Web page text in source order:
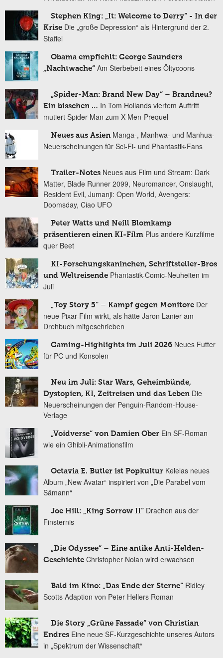
Stephen King: „It: Welcome to Derry“ - In der
Krise Die „große Depression“ als Hintergrund der 2.
Staffel
Obama empfiehlt: George Saunders
„Nachtwache“ Am Sterbebett eines Öltycoons
„Spider-Man: Brand New Day“ – Brandneu?
Ein bisschen … In Tom Hollands viertem Auftritt
mutiert Spider-Man zum X-Men-Prequel
Neues aus Asien Manga-, Manhwa- und Manhua-
Neuerscheinungen für Sci-Fi- und Phantastik-Fans
Trailer-Notes Neues aus Film und Stream: Dark
Matter, Blade Runner 2099, Neuromancer, Onslaught,
Resident Evil, Jumanji: Open World, Avengers:
Doomsday, Ciao UFO
Peter Watts und Neill Blomkamp
präsentieren einen KI-Film Plus andere Kurzfilme
quer Beet
KI-Forschungskaninchen, Schriftsteller-Bros
und Weltreisende Phantastik-Comic-Neuheiten im
Juli
„Toy Story 5“ – Kampf gegen Monitore Der
neue Pixar-Film wirkt, als hätte Jaron Lanier am
Drehbuch mitgeschrieben
Gaming-Highlights im Juli 2026 Neues Futter
für PC und Konsolen
Neu im Juli: Star Wars, Geheimbünde,
Dystopien, KI, Zeitreisen und das Leben Die
Neuerscheinungen der Penguin-Random-House-
Verlage
„Voidverse“ von Damien Ober Ein SF-Roman
wie ein Ghibli-Animationsfilm
Octavia E. Butler ist Popkultur Kelelas neues
Album „New Avatar“ inspiriert von „Die Parabel vom
Sämann“
Joe Hill: „King Sorrow II“ Drachen aus der
Finsternis
„Die Odyssee“ – Eine antike Anti-Helden-
Geschichte Christopher Nolan wird erwachsen
Bald im Kino: „Das Ende der Sterne“ Ridley
Scotts Adaption von Peter Hellers Roman
Die Story „Grüne Fassade“ von Christian
Endres Eine neue SF-Kurzgeschichte unseres Autors
in „Spektrum der Wissenschaft“